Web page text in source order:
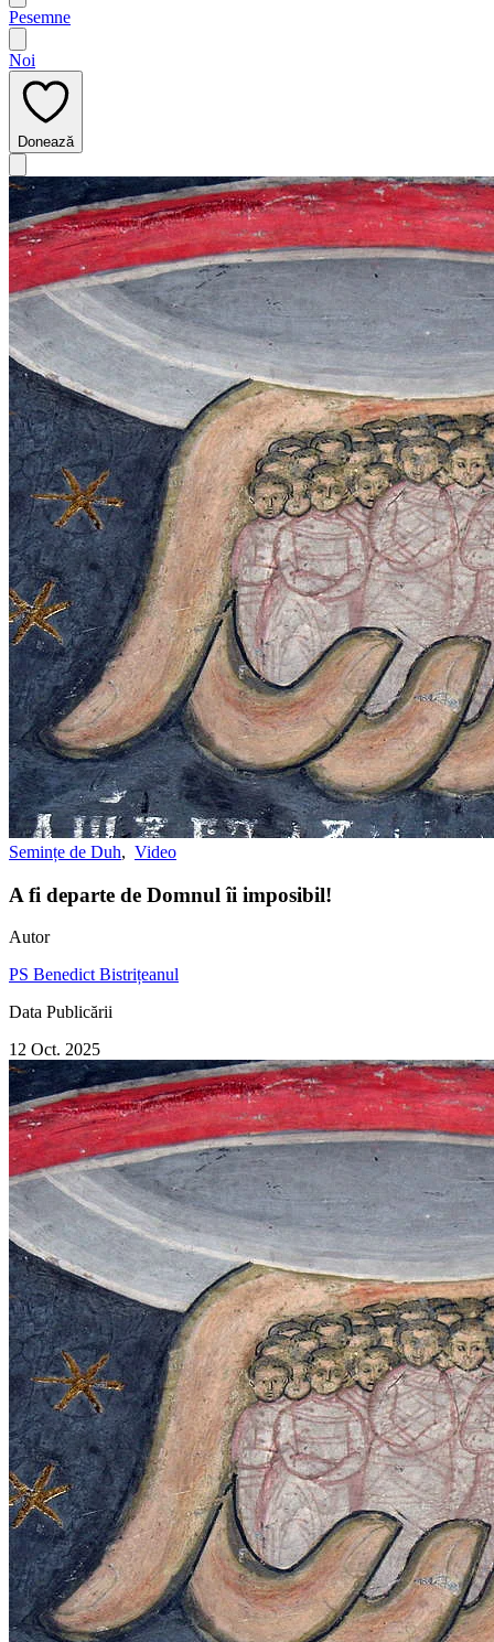
Pesemne
Noi
Donează
Semințe de Duh, Video
A fi departe de Domnul îi imposibil!
Autor
PS Benedict Bistrițeanul
Data Publicării
12 Oct. 2025